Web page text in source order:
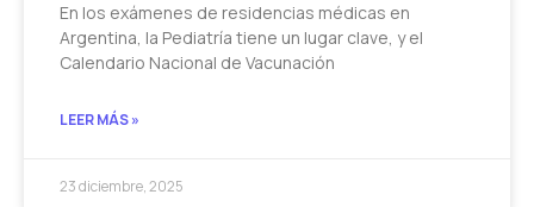
En los exámenes de residencias médicas en
Argentina, la Pediatría tiene un lugar clave, y el
Calendario Nacional de Vacunación
LEER MÁS »
23 diciembre, 2025